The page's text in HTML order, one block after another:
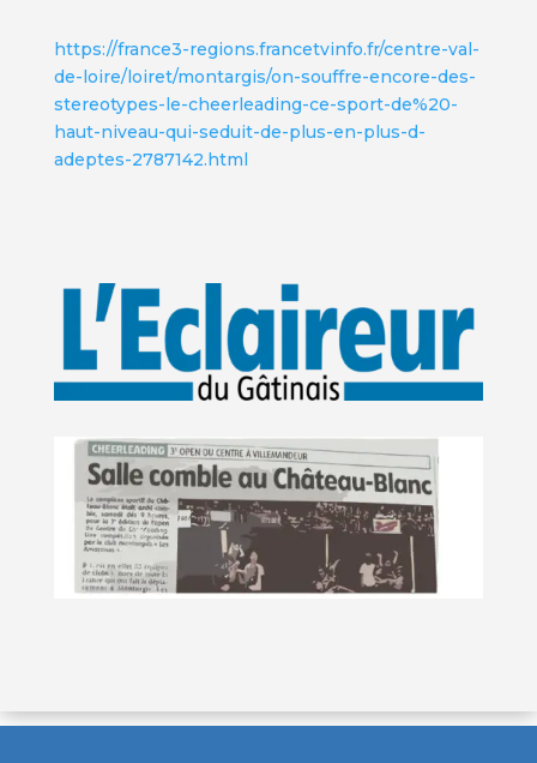
https://france3-regions.francetvinfo.fr/centre-val-
de-loire/loiret/montargis/on-souffre-encore-des-
stereotypes-le-cheerleading-ce-sport-de%20-
haut-niveau-qui-seduit-de-plus-en-plus-d-
adeptes-2787142.html